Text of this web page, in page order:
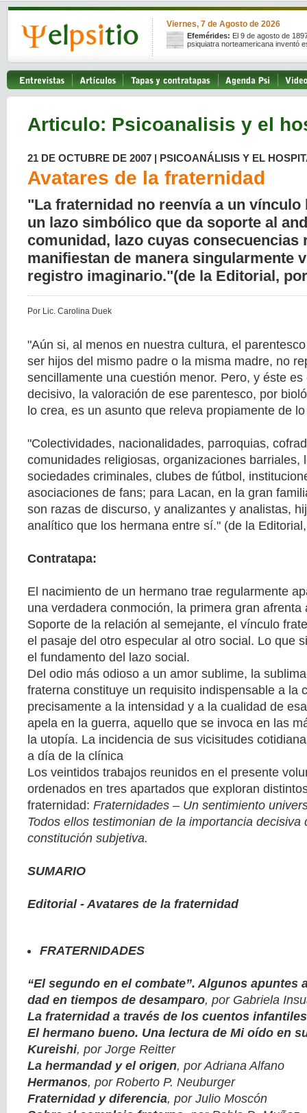
Viernes, 7 de Agosto de 2026
Efemérides: El 9 de agosto de
psiquiatra norteamericana inventó
Articulo: Psicoanalisis y el
21 DE OCTUBRE DE 2007 | PSICOANÁLISIS Y EL
Avatares de la fraternidad
"La fraternidad no reenvía a un
un lazo simbólico que da soporte al
comunidad, lazo cuyas consecuencias
manifiestan de manera singularmente
registro imaginario."(de la Editorial,
Por Lic. Carolina Duek
"Aún si, al menos en nuestra cultura, el
ser hijos del mismo padre o la misma madre, no
sencillamente una cuestión menor. Pero, y éste es
decisivo, la valoración de ese parentesco, por
lo crea, es un asunto que releva propiamente de
"Colectividades, nacionalidades, parroquias,
comunidades religiosas, organizaciones barriales,
sociedades criminales, clubes de fútbol,
asociaciones de fans; para Lacan, en la gran
son razas de discurso, y analizantes y analistas,
analítico que los hermana entre sí." (de la
Contratapa:
El nacimiento de un hermano trae regularmente
una verdadera conmoción, la primera gran afrenta
Soporte de la relación al semejante, el vínculo
el pasaje del otro especular al otro social. Lo que
el fundamento del lazo social.
Del odio más odioso a un amor sublime, la
fraterna constituye un requisito indispensable a la
precisamente a la intensidad y a la cualidad de
apela en la guerra, aquello que se invoca en las
la utopía. La incidencia de sus vicisitudes
a día de la clínica
Los veintidos trabajos reunidos en el presente
ordenados en tres apartados que exploran
fraternidad: Fraternidades – Un sentimiento
Todos ellos testimonian de la importancia decisiva
constitución subjetiva.
SUMARIO
Editorial - Avatares de la fraternidad
FRATERNIDADES
“El segundo en el combate”. Algunos apuntes
dad en tiempos de desamparo, por Gabriela
La fraternidad a través de los cuentos infantiles
El hermano bueno. Una lectura de Mi oído en
Kureishi, por Jorge Reitter
La hermandad y el origen, por Adriana Alfano
Hermanos, por Roberto P. Neuburger
Fraternidad y diferencia, por Julio Moscón